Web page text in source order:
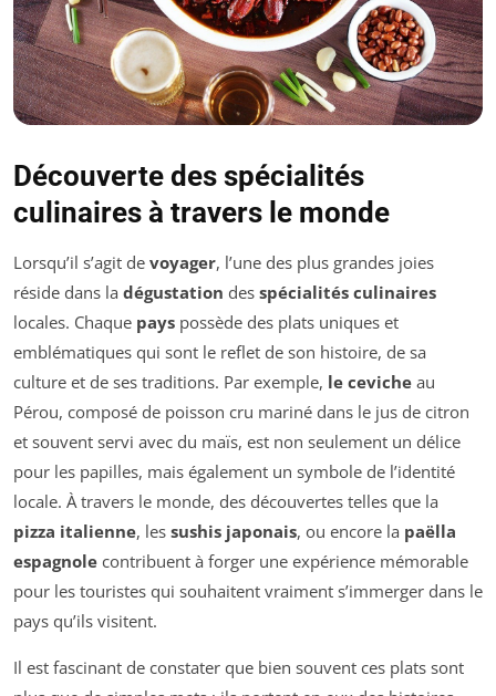
Découverte des spécialités
culinaires à travers le monde
Lorsqu’il s’agit de voyager, l’une des plus grandes joies
réside dans la dégustation des spécialités culinaires
locales. Chaque pays possède des plats uniques et
emblématiques qui sont le reflet de son histoire, de sa
culture et de ses traditions. Par exemple, le ceviche au
Pérou, composé de poisson cru mariné dans le jus de citron
et souvent servi avec du maïs, est non seulement un délice
pour les papilles, mais également un symbole de l’identité
locale. À travers le monde, des découvertes telles que la
pizza italienne, les sushis japonais, ou encore la paëlla
espagnole contribuent à forger une expérience mémorable
pour les touristes qui souhaitent vraiment s’immerger dans le
pays qu’ils visitent.
Il est fascinant de constater que bien souvent ces plats sont